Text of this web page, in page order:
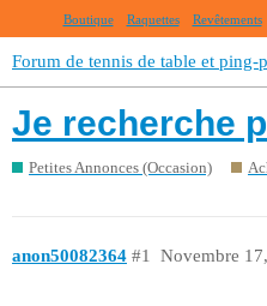
Boutique Raquettes Revêtements
Forum de tennis de table et ping-
Je recherche
Petites Annonces (Occasion)
anon50082364 Novembre
#1